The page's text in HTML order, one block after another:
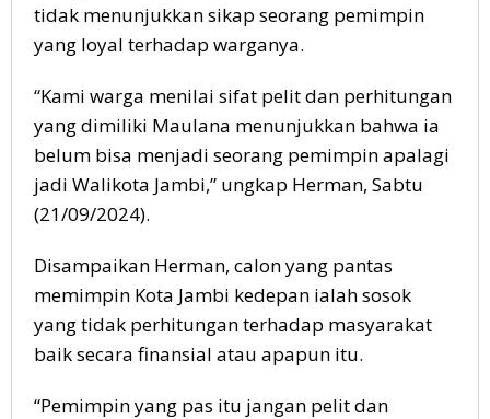
tidak menunjukkan sikap seorang pemimpin
yang loyal terhadap warganya.
“Kami warga menilai sifat pelit dan perhitungan
yang dimiliki Maulana menunjukkan bahwa ia
belum bisa menjadi seorang pemimpin apalagi
jadi Walikota Jambi,” ungkap Herman, Sabtu
(21/09/2024).
Disampaikan Herman, calon yang pantas
memimpin Kota Jambi kedepan ialah sosok
yang tidak perhitungan terhadap masyarakat
baik secara finansial atau apapun itu.
“Pemimpin yang pas itu jangan pelit dan